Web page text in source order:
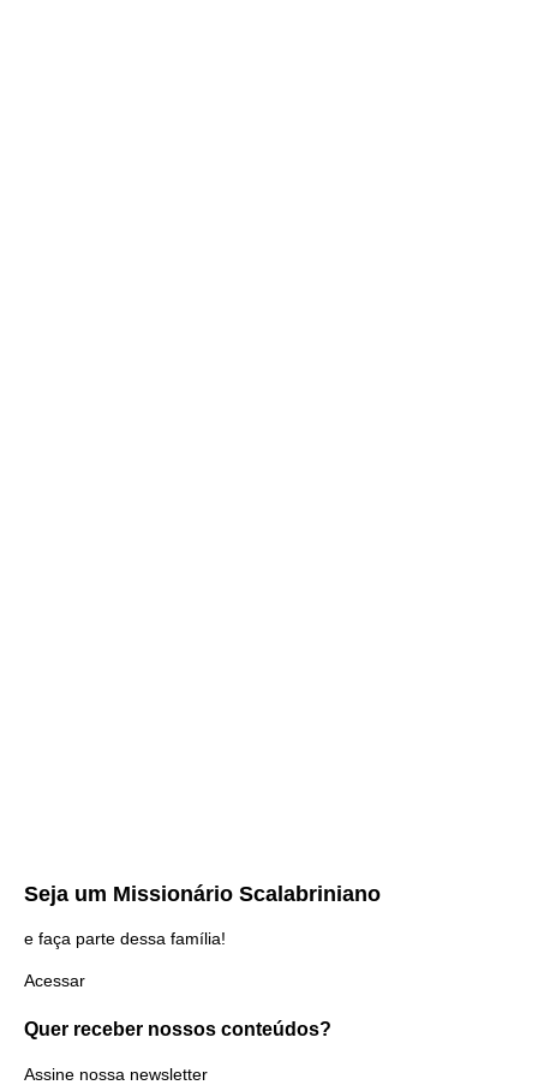
Seja um Missionário Scalabriniano
e faça parte dessa família!
Acessar
Quer receber nossos conteúdos?
Assine nossa newsletter